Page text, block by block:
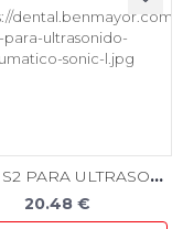
PUNTA S2 PARA ULTRASONIDO NEUMATICO SONIC-L
20.48 €